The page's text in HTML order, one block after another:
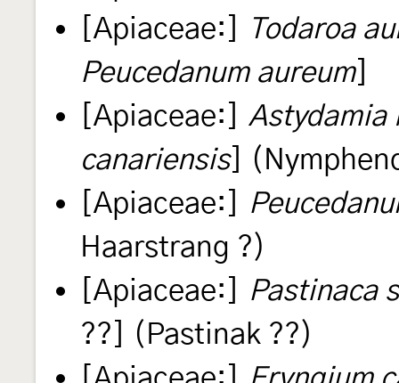
[Apiaceae:]
Todaroa
Peucedanum aureum]
[Apiaceae:]
Astydamia
canariensis]
[Apiaceae:]
Haarstrang ?)
[Apiaceae:]
Pastinaca
??] (Pastinak ??)